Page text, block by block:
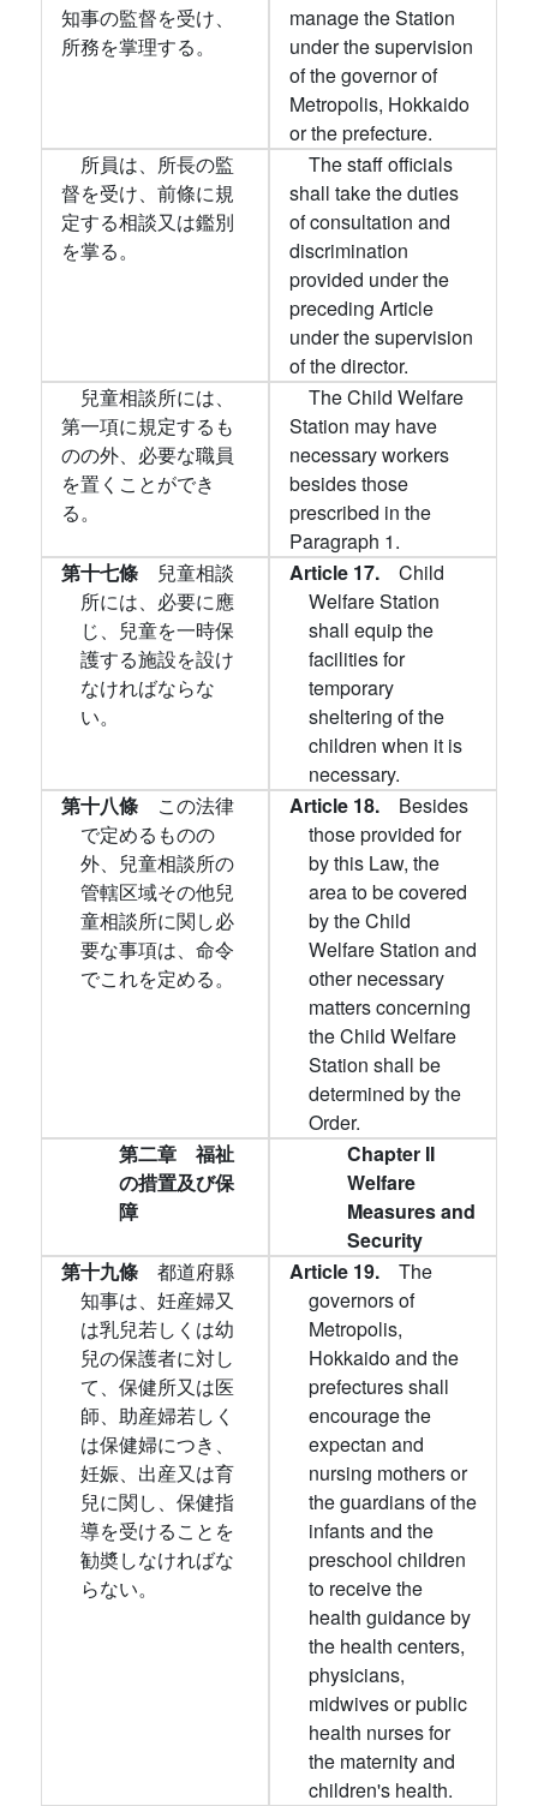
知事の監督を受け、
所務を掌理する。
manage the Station
under the supervision
of the governor of
Metropolis, Hokkaido
or the prefecture.
所員は、所長の監
督を受け、前條に規
定する相談又は鑑別
を掌る。
The staff officials
shall take the duties
of consultation and
discrimination
provided under the
preceding Article
under the supervision
of the director.
兒童相談所には、
第一項に規定するも
のの外、必要な職員
を置くことができ
る。
The Child Welfare
Station may have
necessary workers
besides those
prescribed in the
Paragraph 1.
第十七條 兒童相談
所には、必要に應
じ、兒童を一時保
護する施設を設け
なければならな
い。
Article 17. Child
Welfare Station
shall equip the
facilities for
temporary
sheltering of the
children when it is
necessary.
第十八條 この法律
で定めるものの
外、兒童相談所の
管轄区域その他兒
童相談所に関し必
要な事項は、命令
でこれを定める。
Article 18. Besides
those provided for
by this Law, the
area to be covered
by the Child
Welfare Station and
other necessary
matters concerning
the Child Welfare
Station shall be
determined by the
Order.
第二章 福祉
の措置及び保
障
Chapter II
Welfare
Measures and
Security
第十九條 都道府縣
知事は、妊産婦又
は乳兒若しくは幼
兒の保護者に対し
て、保健所又は医
師、助産婦若しく
は保健婦につき、
妊娠、出産又は育
兒に関し、保健指
導を受けることを
勧奬しなければな
らない。
Article 19. The
governors of
Metropolis,
Hokkaido and the
prefectures shall
encourage the
expectan and
nursing mothers or
the guardians of the
infants and the
preschool children
to receive the
health guidance by
the health centers,
physicians,
midwives or public
health nurses for
the maternity and
children's health.